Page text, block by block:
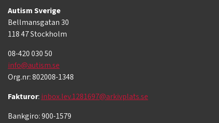
Autism Sverige
Bellmansgatan 30
118 47 Stockholm
08-420 030 50
info@autism.se
Org.nr: 802008-1348
Fakturor: inbox.lev.1281697@arkivplats.se
Bankgiro: 900-1579